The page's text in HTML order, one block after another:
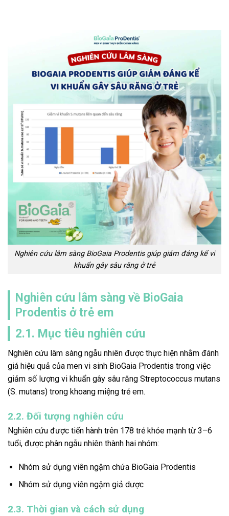
Nghiên cứu lâm sàng BioGaia Prodentis giúp giảm đáng kể vi
khuẩn gây sâu răng ở trẻ
Nghiên cứu lâm sàng về BioGaia
Prodentis ở trẻ em
2.1. Mục tiêu nghiên cứu
Nghiên cứu lâm sàng ngẫu nhiên được thực hiện nhằm đánh
giá hiệu quả của men vi sinh BioGaia Prodentis trong việc
giảm số lượng vi khuẩn gây sâu răng Streptococcus mutans
(S. mutans) trong khoang miệng trẻ em.
2.2. Đối tượng nghiên cứu
Nghiên cứu được tiến hành trên 178 trẻ khỏe mạnh từ 3–6
tuổi, được phân ngẫu nhiên thành hai nhóm:
Nhóm sử dụng viên ngậm chứa BioGaia Prodentis
Nhóm sử dụng viên ngậm giả dược
2.3. Thời gian và cách sử dụng